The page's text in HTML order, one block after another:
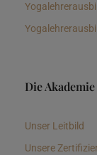
Die Akademie
Unser Leitbild
Unsere